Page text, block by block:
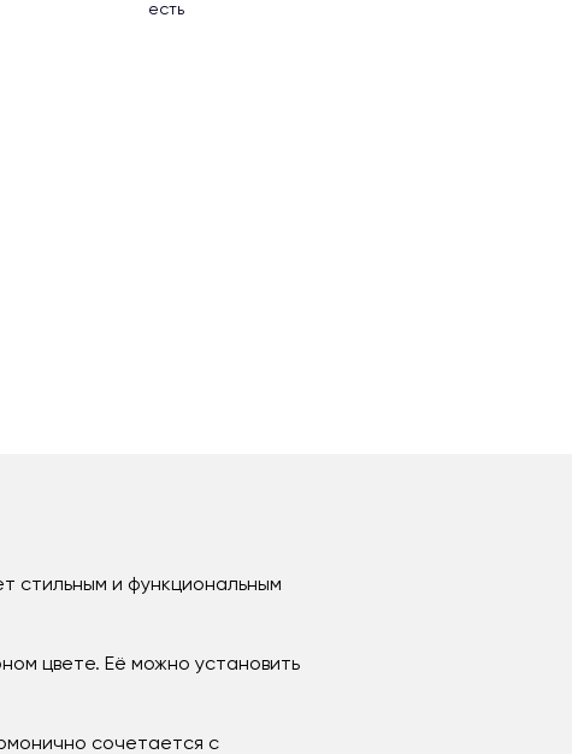
есть
стильным и функциональным
цвете. Её можно установить
сочетается с